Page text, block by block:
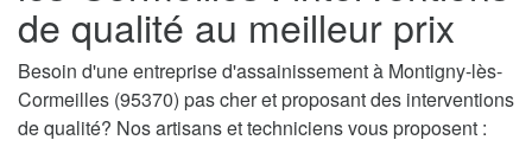
de qualité au meilleur prix
Besoin d'une entreprise d'assainissement à Montigny-lès-
Cormeilles (95370) pas cher et proposant des interventions
de qualité? Nos artisans et techniciens vous proposent :